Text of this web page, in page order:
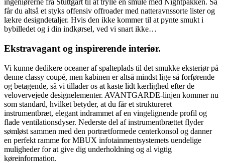
ingeniørerne fra Stuttgart til at trylle en smule med Nightpakken. Så
får du altså et styks offensiv offroader med natteravnssorte lister og
lækre designdetaljer. Hvis den ikke kommer til at pynte smukt i
bybilledet og i din indkørsel, ved vi snart ikke…
Ekstravagant og inspirerende interiør.
Vi kunne dedikere oceaner af spalteplads til det smukke eksteriør på
denne classy coupé, men kabinen er altså mindst lige så forførende
og betagende, så vi tillader os at kaste lidt kærlighed efter de
velovervejede designelementer. AVANTGARDE-linjen kommer nu
som standard, hvilket betyder, at du får et struktureret
instrumentbræt, elegant indrammet af en vingelignende profil og
flade ventilationsdyser. Nederste del af instrumentbrættet flyder
sømløst sammen med den portrætformede centerkonsol og danner
en perfekt ramme for MBUX infotainmentsystemets uendelige
muligheder for at give dig underholdning og al vigtig
køreinformation.